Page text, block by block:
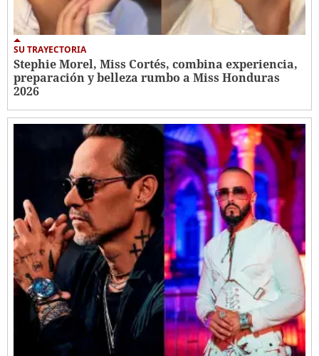
SU TRAYECTORIA
Stephie Morel, Miss Cortés, combina experiencia,
preparación y belleza rumbo a Miss Honduras
2026